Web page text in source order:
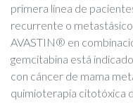
primera línea de
recurrente o metastásico.
AVASTIN® en
gemcitabina está
con cáncer de mama
quimioterapia citotóxica